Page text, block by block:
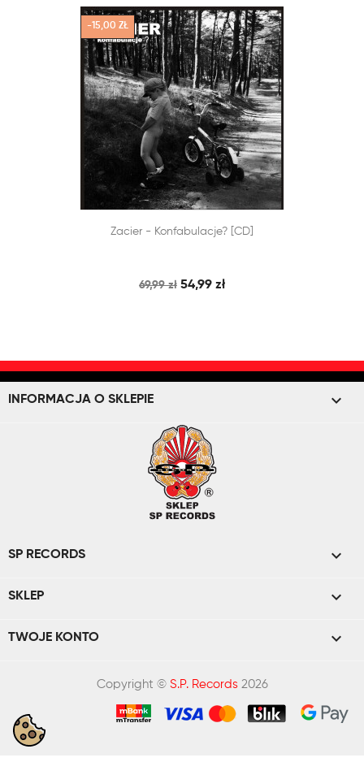
DODAJ DO KOSZYKA
SZYBKI PODGLĄD
Zacier - Konfabulacje? [CD]
69,99 zł 54,99 zł
-15,00 ZŁ
INFORMACJA O SKLEPIE keyboard_arrow_down
SP RECORDS 
SKLEP 
TWOJE KONTO 
Copyright © S.P. Records2026